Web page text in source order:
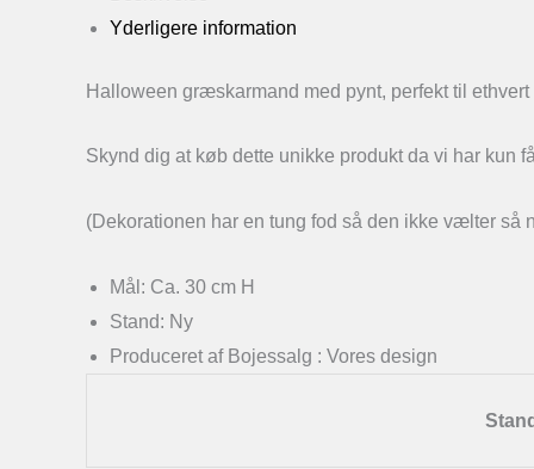
Yderligere information
Halloween græskarmand med pynt, perfekt til
Skynd dig at køb dette unikke produkt da vi har kun
(Dekorationen har en tung fod så den ikke vælter så
Mål: Ca. 30 cm H
Stand: Ny
Produceret af Bojessalg : Vores design
Stand